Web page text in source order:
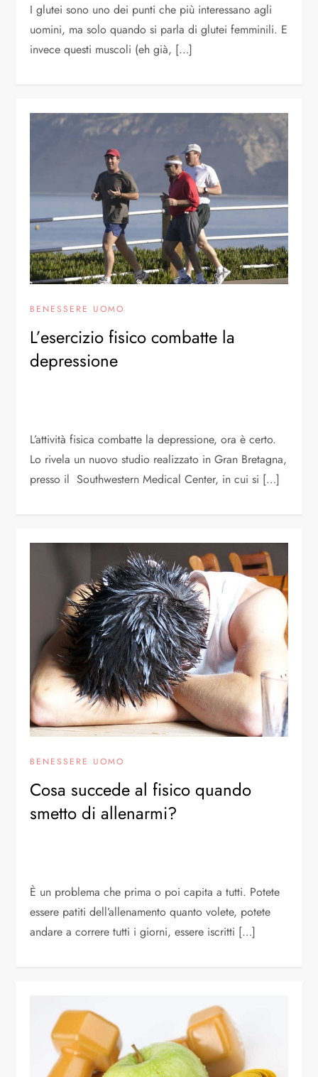
I glutei sono uno dei punti che più interessano agli
uomini, ma solo quando si parla di glutei femminili. E
invece questi muscoli (eh già, […]
BENESSERE UOMO
L’esercizio fisico combatte la
depressione
L’attività fisica combatte la depressione, ora è certo.
Lo rivela un nuovo studio realizzato in Gran Bretagna,
presso il Southwestern Medical Center, in cui si […]
BENESSERE UOMO
Cosa succede al fisico quando
smetto di allenarmi?
È un problema che prima o poi capita a tutti. Potete
essere patiti dell’allenamento quanto volete, potete
andare a correre tutti i giorni, essere iscritti […]